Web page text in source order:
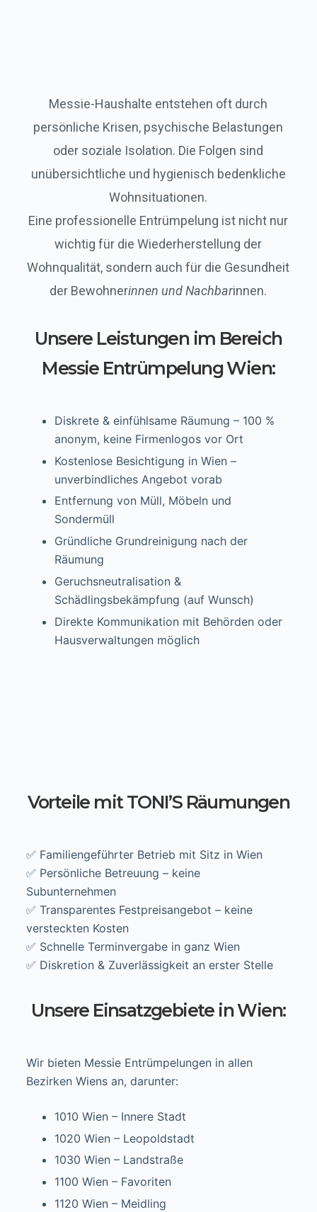
Messie-Haushalte entstehen oft durch
persönliche Krisen, psychische Belastungen
oder soziale Isolation. Die Folgen sind
unübersichtliche und hygienisch bedenkliche
Wohnsituationen.
Eine professionelle Entrümpelung ist nicht nur
wichtig für die Wiederherstellung der
Wohnqualität, sondern auch für die Gesundheit
der Bewohnerinnen und Nachbarinnen.
Unsere Leistungen im Bereich
Messie Entrümpelung Wien:
Diskrete & einfühlsame Räumung – 100 %
anonym, keine Firmenlogos vor Ort
Kostenlose Besichtigung in Wien –
unverbindliches Angebot vorab
Entfernung von Müll, Möbeln und
Sondermüll
Gründliche Grundreinigung nach der
Räumung
Geruchsneutralisation &
Schädlingsbekämpfung (auf Wunsch)
Direkte Kommunikation mit Behörden oder
Hausverwaltungen möglich
Vorteile mit TONI’S Räumungen
✅ Familiengeführter Betrieb mit Sitz in Wien
✅ Persönliche Betreuung – keine
Subunternehmen
✅ Transparentes Festpreisangebot – keine
versteckten Kosten
✅ Schnelle Terminvergabe in ganz Wien
✅ Diskretion & Zuverlässigkeit an erster Stelle
Unsere Einsatzgebiete in Wien:
Wir bieten Messie Entrümpelungen in allen
Bezirken Wiens an, darunter:
1010 Wien – Innere Stadt
1020 Wien – Leopoldstadt
1030 Wien – Landstraße
1100 Wien – Favoriten
1120 Wien – Meidling